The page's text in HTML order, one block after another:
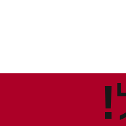
!הנחות ומבצעים חמים על